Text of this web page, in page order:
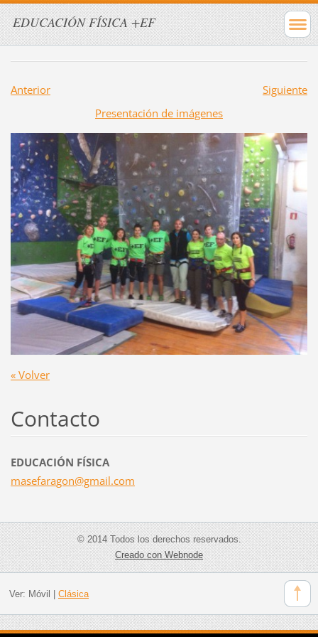
EDUCACIÓN FÍSICA +EF
Anterior
Siguiente
Presentación de imágenes
« Volver
Contacto
EDUCACIÓN FÍSICA
masefaragon@gmail.com
© 2014 Todos los derechos reservados.
Creado con Webnode
Ver: Móvil Clásica